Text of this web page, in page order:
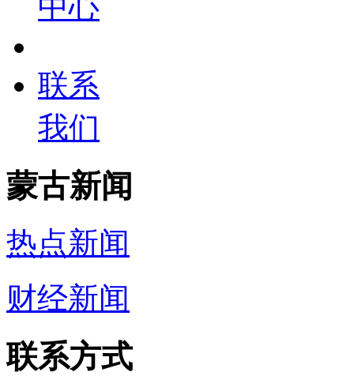
联系
我们
蒙古新闻
热点新闻
财经新闻
联系方式